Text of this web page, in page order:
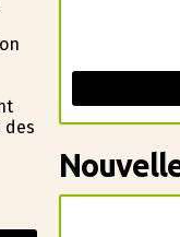
des